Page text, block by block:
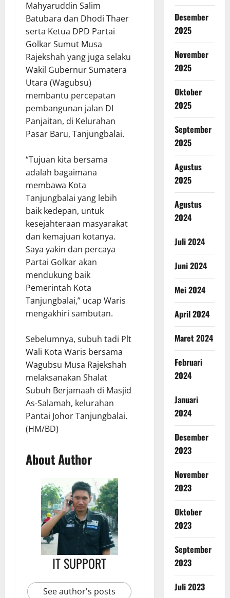
Mahyaruddin Salim
Batubara dan Dhodi Thaer
serta Ketua DPD Partai
Golkar Sumut Musa
Rajekshah yang juga selaku
Wakil Gubernur Sumatera
Utara (Wagubsu)
membantu percepatan
pembangunan jalan DI
Panjaitan, di Kelurahan
Pasar Baru, Tanjungbalai.
“Tujuan kita bersama
adalah bagaimana
membawa Kota
Tanjungbalai yang lebih
baik kedepan, untuk
kesejahteraan masyarakat
dan kemajuan kotanya.
Saya yakin dan percaya
Partai Golkar akan
mendukung baik
Pemerintah Kota
Tanjungbalai,” ucap Waris
mengakhiri sambutan.
Sebelumnya, subuh tadi Plt
Wali Kota Waris bersama
Wagubsu Musa Rajekshah
melaksanakan Shalat
Subuh Berjamaah di Masjid
As-Salamah, kelurahan
Pantai Johor Tanjungbalai.
(HM/BD)
About Author
IT SUPPORT
See author's posts
Desember
2025
November
2025
Oktober
2025
September
2025
Agustus
2025
Agustus
2024
Juli 2024
Juni 2024
Mei 2024
April 2024
Maret 2024
Februari
2024
Januari
2024
Desember
2023
November
2023
Oktober
2023
September
2023
Juli 2023